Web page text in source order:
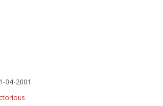
04-2001